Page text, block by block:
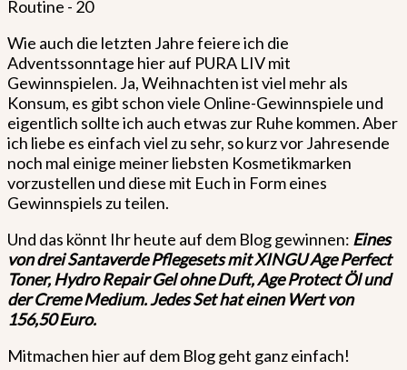
Wie auch die letzten Jahre feiere ich die
Adventssonntage hier auf PURA LIV mit
Gewinnspielen. Ja, Weihnachten ist viel mehr als
Konsum, es gibt schon viele Online-Gewinnspiele und
eigentlich sollte ich auch etwas zur Ruhe kommen. Aber
ich liebe es einfach viel zu sehr, so kurz vor Jahresende
noch mal einige meiner liebsten Kosmetikmarken
vorzustellen und diese mit Euch in Form eines
Gewinnspiels zu teilen.
Und das könnt Ihr heute auf dem Blog gewinnen: Eines
von drei Santaverde Pflegesets mit XINGU Age Perfect
Toner, Hydro Repair Gel ohne Duft, Age Protect Öl und
der Creme Medium. Jedes Set hat einen Wert von
156,50 Euro.
Mitmachen hier auf dem Blog geht ganz einfach!